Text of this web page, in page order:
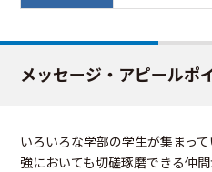
メッセージ・アピールポ
いろいろな学部の学生が集まっ
強においても切磋琢磨できる仲